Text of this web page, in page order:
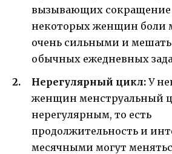
вызывающих сокращение
некоторых женщин боли
очень сильными и
обычных ежедневных
Нерегулярный цикл: У
женщин менструальный
нерегулярным, то есть
продолжительность и
месячными могут